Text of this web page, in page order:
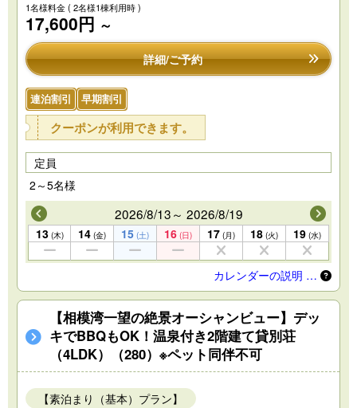
1名様料金( 2名様1棟利用時 )
17,600円 ～
詳細/ご予約
連泊割引 早期割引
クーポンが利用できます。
定員
2～5名様
2026/8/13～ 2026/8/19
13 (木) 14 (金) 15 (土) 16 (日) 17 (月) 18 (火) 19 (水)
カレンダーの説明 …
【相模湾一望の絶景オーシャンビュー】デッ
キでBBQもOK！温泉付き2階建て貸別荘
（4LDK）（280）※ペット同伴不可
【素泊まり（基本）プラン】